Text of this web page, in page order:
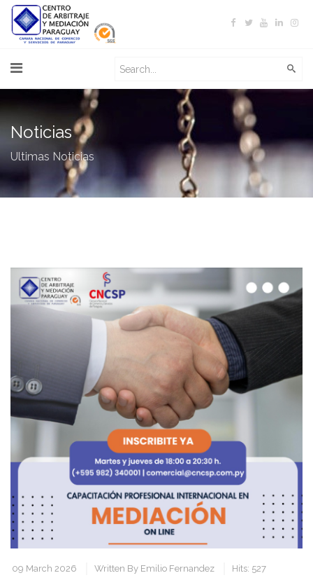
Noticias
Ultimas Noticias
09 March 2026 Written By Emilio Fernandez Hits: 527